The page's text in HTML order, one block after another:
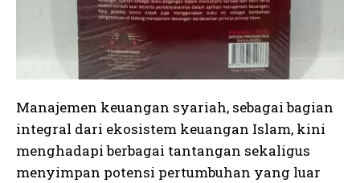
Manajemen keuangan syariah, sebagai bagian
integral dari ekosistem keuangan Islam, kini
menghadapi berbagai tantangan sekaligus
menyimpan potensi pertumbuhan yang luar